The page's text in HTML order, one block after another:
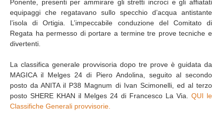
Ponente, presenti per ammirare gli stretti incroci e gli affiatati
equipaggi che regatavano sullo specchio d’acqua antistante
l’isola di Ortigia. L’impeccabile conduzione del Comitato di
Regata ha permesso di portare a termine tre prove tecniche e
divertenti.
La classifica generale provvisoria dopo tre prove è guidata da
MAGICA il Melges 24 di Piero Andolina, seguito al secondo
posto da ANITA il P38 Magnum di Ivan Scimonelli, ed al terzo
posto SHERE KHAN il Melges 24 di Francesco La Via. QUI le
Classifiche Generali provvisorie.